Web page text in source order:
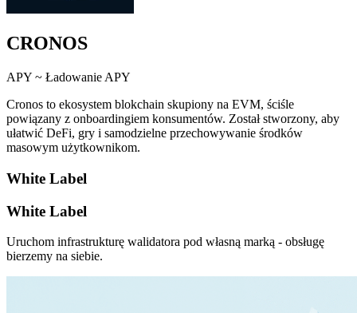
CRONOS
APY ~ Ładowanie APY
Cronos to ekosystem blokchain skupiony na EVM, ściśle
powiązany z onboardingiem konsumentów. Został stworzony, aby
ułatwić DeFi, gry i samodzielne przechowywanie środków
masowym użytkownikom.
White Label
White Label
Uruchom infrastrukturę walidatora pod własną marką - obsługę
bierzemy na siebie.